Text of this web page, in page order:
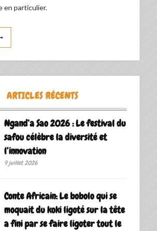
en particulier.
ARTICLES RÉCENTS
Ngand’a Sao 2026 : Le festival du
safou célèbre la diversité et
l’innovation
9 juillet 2026
Conte Africain: Le bobolo qui se
moquait du koki ligoté sur la tête
a fini par se faire ligoter tout le